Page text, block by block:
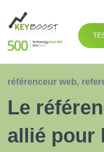
référenceur web,
Le
allié pour